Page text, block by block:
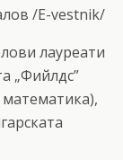
/E-vestnik/
лауреати
„Фийлдс”